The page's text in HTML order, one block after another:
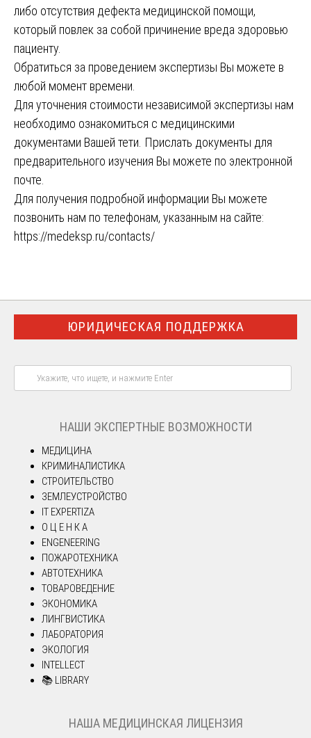
либо отсутствия дефекта медицинской помощи,
который повлек за собой причинение вреда здоровью
пациенту.
Обратиться за проведением экспертизы Вы можете в
любой момент времени.
Для уточнения стоимости независимой экспертизы нам
необходимо ознакомиться с медицинскими
документами Вашей тети. Прислать документы для
предварительного изучения Вы можете по электронной
почте.
Для получения подробной информации Вы можете
позвонить нам по телефонам, указанным на сайте:
https://medeksp.ru/contacts/
ЮРИДИЧЕСКАЯ ПОДДЕРЖКА
НАШИ ЭКСПЕРТНЫЕ ВОЗМОЖНОСТИ
МЕДИЦИНА
КРИМИНАЛИСТИКА
СТРОИТЕЛЬСТВО
ЗЕМЛЕУСТРОЙСТВО
IT EXPERTIZA
О Ц Е Н К А
ENGENEERING
ПОЖАРОТЕХНИКА
АВТОТЕХНИКА
ТОВАРОВЕДЕНИЕ
ЭКОНОМИКА
ЛИНГВИСТИКА
ЛАБОРАТОРИЯ
ЭКОЛОГИЯ
INTELLECT
📚 LIBRARY
НАША МЕДИЦИНСКАЯ ЛИЦЕНЗИЯ